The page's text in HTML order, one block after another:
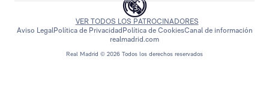
Real Madrid © 2026 Todos los derechos reservados
VER TODOS LOS PATROCINADORES
Aviso LegalPolítica de Privacidad Política de CookiesCanal de información
realmadrid.com